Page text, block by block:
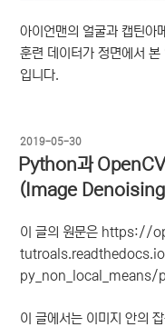
아이언맨의 얼굴과 캡틴아
훈련 데이터가 정면에서
입니다.
작
성
일
자
2019-05-30
Python과 OpenCV
(Image
이 글의 원문은
py_non_local_means/
이 글에서는 이미지 안의